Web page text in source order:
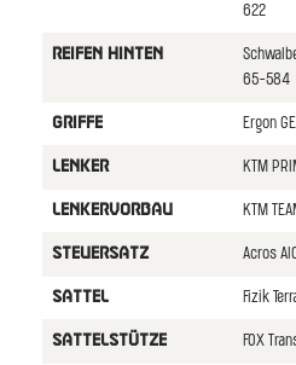
622
REIFEN HINTEN
65-584
GRIFFE Ergon
LENKER KTM
LENKERVORBAU KTM
STEUERSATZ Acros
SATTEL Fizik
SATTELSTüTZE FOX